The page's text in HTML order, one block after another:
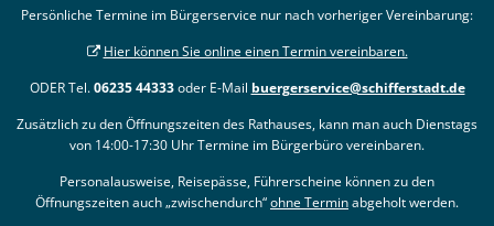
Persönliche Termine im Bürgerservice nur nach vorheriger Vereinbarung:
Hier können Sie online einen Termin vereinbaren.
ODER Tel.06235 44333oder E-Mail buergerservice@schifferstadt.de
Zusätzlich zu den Öffnungszeiten des Rathauses, kann man auch Dienstags
von 14:00-17:30 Uhr Termine im Bürgerbüro vereinbaren.
Personalausweise, Reisepässe, Führerscheine können zu den
Öffnungszeiten auch „zwischendurch“ohne Terminabgeholt werden.